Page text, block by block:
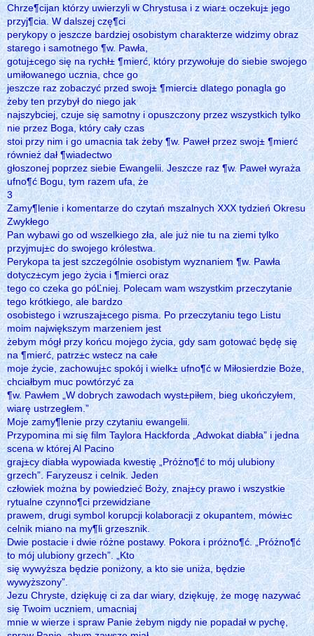
Chrze¶cijan którzy uwierzyli w Chrystusa i z wiar± oczekuj± jego
przyj¶cia. W dalszej czę¶ci
perykopy o jeszcze bardziej osobistym charakterze widzimy obraz
starego i samotnego ¶w. Pawła,
gotuj±cego się na rychł± ¶mierć, który przywołuje do siebie swojego
umiłowanego ucznia, chce go
jeszcze raz zobaczyć przed swoj± ¶mierci± dlatego ponagla go
żeby ten przybył do niego jak
najszybciej, czuje się samotny i opuszczony przez wszystkich tylko
nie przez Boga, który cały czas
stoi przy nim i go umacnia tak żeby ¶w. Paweł przez swoj± ¶mierć
również dał ¶wiadectwo
głoszonej poprzez siebie Ewangelii. Jeszcze raz ¶w. Paweł wyraża
ufno¶ć Bogu, tym razem ufa, że
3
Zamy¶lenie i komentarze do czytań mszalnych XXX tydzień Okresu
Zwykłego
Pan wybawi go od wszelkiego zła, ale już nie tu na ziemi tylko
przyjmuj±c do swojego królestwa.
Perykopa ta jest szczególnie osobistym wyznaniem ¶w. Pawła
dotycz±cym jego życia i ¶mierci oraz
tego co czeka go póĽniej. Polecam wam wszystkim przeczytanie
tego krótkiego, ale bardzo
osobistego i wzruszaj±cego pisma. Po przeczytaniu tego Listu
moim największym marzeniem jest
żebym mógł przy końcu mojego życia, gdy sam gotować będę się
na ¶mierć, patrz±c wstecz na całe
moje życie, zachowuj±c spokój i wielk± ufno¶ć w Miłosierdzie Boże,
chciałbym muc powtórzyć za
¶w. Pawłem „W dobrych zawodach wyst±piłem, bieg ukończyłem,
wiarę ustrzegłem.”
Moje zamy¶lenie przy czytaniu ewangelii.
Przypomina mi się film Taylora Hackforda „Adwokat diabła” i jedna
scena w której Al Pacino
graj±cy diabła wypowiada kwestię „Próżno¶ć to mój ulubiony
grzech”. Faryzeusz i celnik. Jeden
człowiek można by powiedzieć Boży, znaj±cy prawo i wszystkie
rytualne czynno¶ci przewidziane
prawem, drugi symbol korupcji kolaboracji z okupantem, mówi±c
celnik miano na my¶li grzesznik.
Dwie postacie i dwie różne postawy. Pokora i próżno¶ć. „Próżno¶ć
to mój ulubiony grzech”. „Kto
się wywyższa będzie poniżony, a kto sie uniża, będzie
wywyższony”.
Jezu Chryste, dziękuję ci za dar wiary, dziękuję, że mogę nazywać
się Twoim uczniem, umacniaj
mnie w wierze i spraw Panie żebym nigdy nie popadał w pychę,